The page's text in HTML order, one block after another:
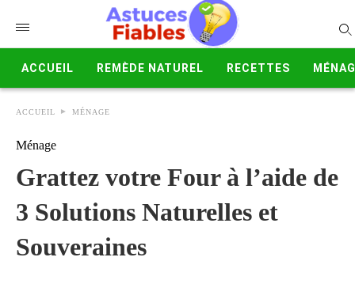
ACCUEIL REMÈDE NATUREL RECETTES
ACCUEIL MÉNAGE
Ménage
Grattez votre Four à l’aide de
3 Solutions Naturelles et
Souveraines